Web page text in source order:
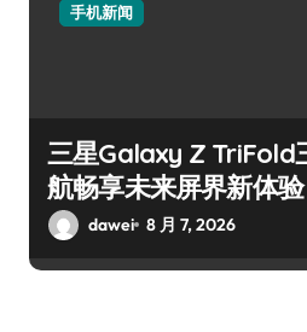
手机新闻
三星Galaxy Z TriFold
航畅享未来屏界新体验
dawei 8 月 7, 2026